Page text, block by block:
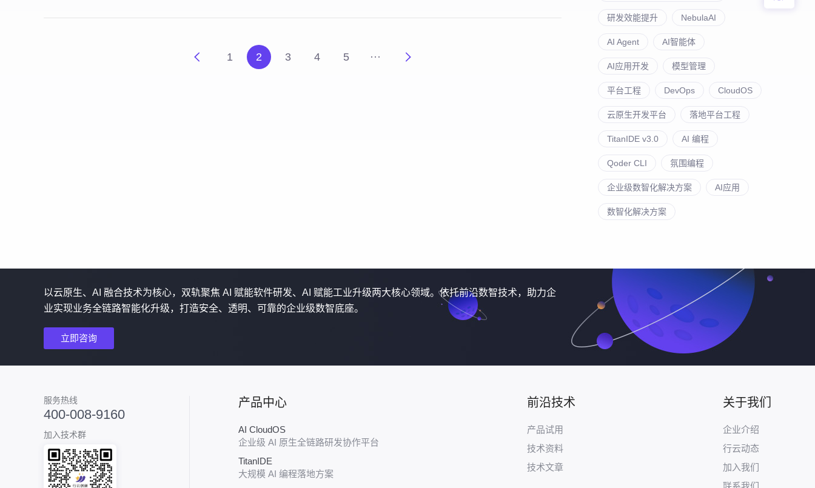
1 2 3 4 5 ···
研发效能提升 NebulaAI
AI Agent AI智能体
AI应用开发 模型管理
平台工程 DevOps CloudOS
云原生开发平台 落地平台工程
TitanIDE v3.0 AI 编程
Qoder CLI 氛围编程
企业级数智化解决方案 AI应用
数智化解决方案
以云原生、AI 融合技术为核心，双轨聚焦 AI 赋能软件研发、AI 赋能工业升级两大核心领域。依托前沿数智技术，助力企
业实现业务全链路智能化升级，打造安全、透明、可靠的企业级数智底座。
立即咨询
服务热线
400-008-9160
加入技术群
产品中心
AI CloudOS
企业级 AI 原生全链路研发协作平台
TitanIDE
大规模 AI 编程落地方案
前沿技术
产品试用
技术资料
技术文章
关于我们
企业介绍
行云动态
加入我们
联系我们